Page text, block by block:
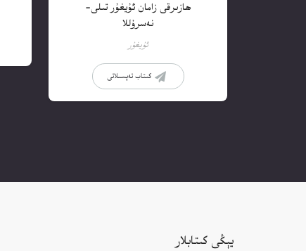
ھازىرقى زامان ئۇيغۇر تىلى-
نەسرۇللا
ئۇيغۇر
كىتاب تەپسىلاتى
يېڭى كىتابلار